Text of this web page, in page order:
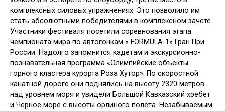
комплексных силовых упражнениях. Это позволило им
стать абсолютными победителями в комплексном зачёте.
Участники фестиваля посетили соревнования этапа
чемпионата мира по автогонкам « FORMULA-1» Гран При
России. Надолго запомнится кадетам и экскурсионно-
познавательная программа «Олимпийские объекты
горного кластера курорта Роза Хутор». По скоростной
канатной дороге они поднялись на высоту 2320 метров
над уровнем моря и увидели Большой Кавказский хребет
и Чёрное море с высоты орлиного полёта. Незабываемым